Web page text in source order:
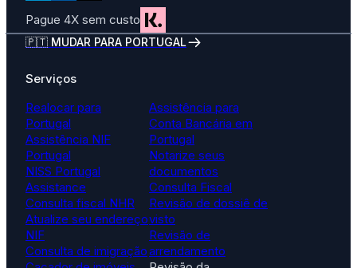
Pague 4X sem custo
🇵🇹 MUDAR PARA PORTUGAL
Serviços
Realocar para
Portugal
Assistência NIF
Portugal
NISS Portugal
Assistance
Consulta fiscal NHR
Atualize seu endereço
NIF
Consulta de imigração
Assistência para
Conta Bancária em
Portugal
Notarize seus
documentos
Consulta Fiscal
Revisão de dossiê de
visto
Revisão de
arrendamento